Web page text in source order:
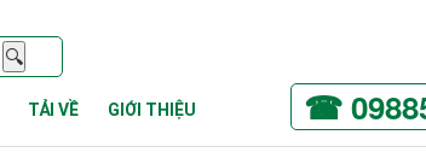
🔍
TẢI VỀ GIỚI THIỆU ☎